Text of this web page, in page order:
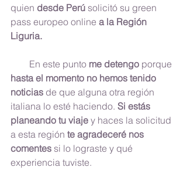
quien desde Perú solicitó su green
pass europeo online a la Región
Liguria.
        En este punto
me detengo porque
hasta el momento no hemos tenido
noticias de que alguna otra región
italiana lo esté haciendo. Si estás
planeando tu viaje y haces la solicitud
a esta región te agradeceré nos
comentes si lo lograste y qué
experiencia tuviste.